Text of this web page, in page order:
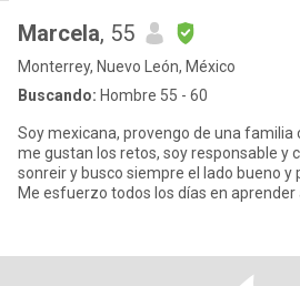
Marcela, 55
Monterrey, Nuevo León, México
Buscando: Hombre 55 - 60
Soy mexicana, provengo de una familia
me gustan los retos, soy responsable y
sonreir y busco siempre el lado bueno y
Me esfuerzo todos los días en aprender